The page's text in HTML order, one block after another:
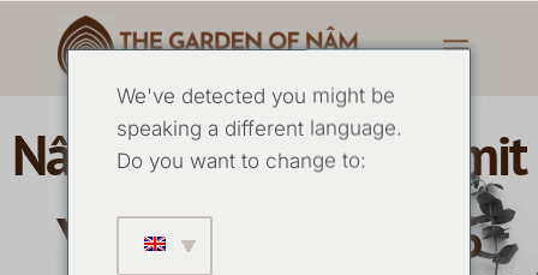
Nâm Silence Retreat mit
Yoginâm April 2026
We've detected you might be
speaking a different language.
Do you want to change to: